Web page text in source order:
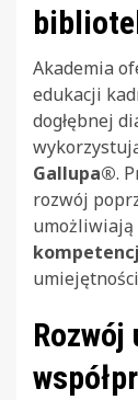
Akademia
edukacji
dogłębnej
Gallupa®.
rozwój
umożliwiają